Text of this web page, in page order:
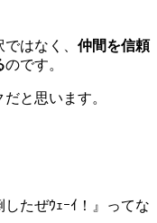
はなく、 仲間を信頼
のです。
と思います。
たぜｳｪｰｲ！』ってな